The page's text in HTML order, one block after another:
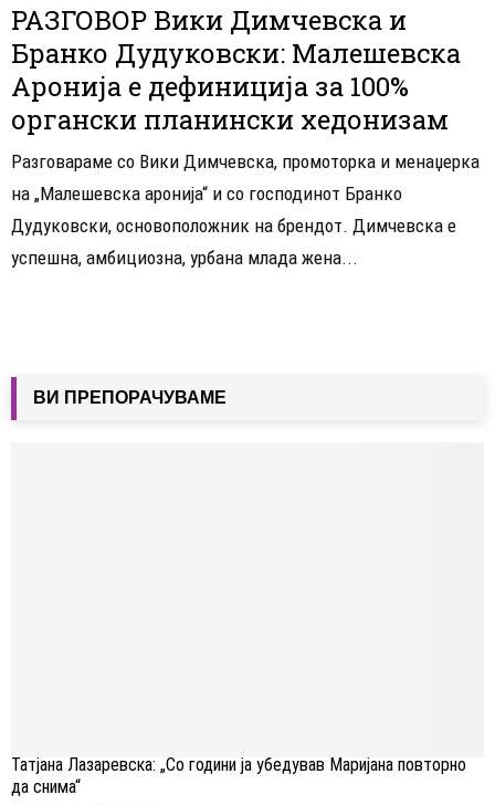
РАЗГОВОР Вики Димчевска и
Бранко Дудуковски: Малешевска
Аронија e дефиниција за 100%
органски планински хедонизам
Разговараме со Вики Димчевска, промоторка и менаџерка
на „Малешевска аронија“ и со господинот Бранко
Дудуковски, основоположник на брендот. Димчевска е
успешна, амбициозна, урбана млада жена...
ВИ ПРЕПОРАЧУВАМЕ
Татјана Лазаревска: „Со години ја убедував Маријана повторно
да снима“